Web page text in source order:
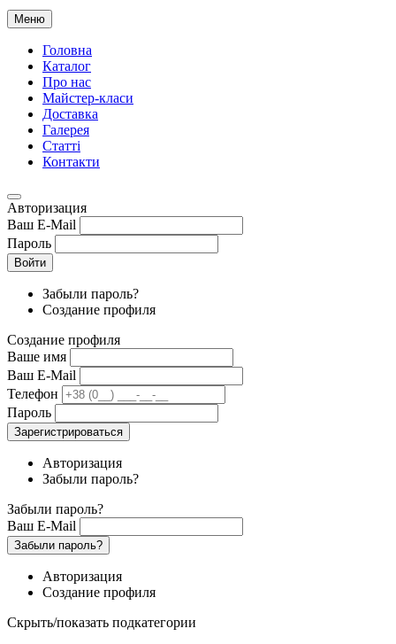
Меню
Головна
Каталог
Про нас
Майстер-класи
Доставка
Галерея
Статтi
Контакти
Авторизация
Ваш E-Mail
Пароль
Войти
Забыли пароль?
Создание профиля
Создание профиля
Ваше имя
Ваш E-Mail
Телефон
Пароль
Зарегистрироваться
Авторизация
Забыли пароль?
Забыли пароль?
Ваш E-Mail
Забыли пароль?
Авторизация
Создание профиля
Скрыть/показать подкатегории